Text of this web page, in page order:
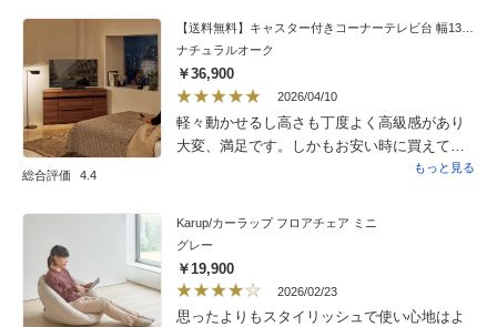
総合評価 4.4
【送料無料】キャスター付きコーナーテレビ台 幅130高さ67.5cm ハイタイプ
ナチュラルオーク
￥36,900
2026/04/10
軽々動かせるし高さも丁度よく高級感があり
大変、満足です。しかもお安い時に買えて
もっと見る
Karup/カーラップ フロアチェア ミニ
グレー
￥19,900
2026/02/23
思ったよりもスタイリッシュで使い心地はよ